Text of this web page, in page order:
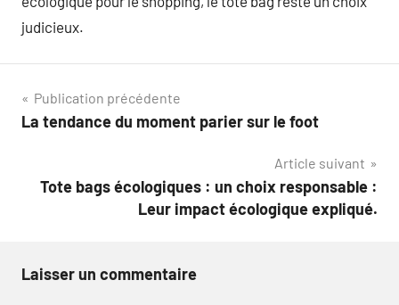
judicieux.
Navigation
de
Publication précédente
La tendance du moment parier sur le foot
Article suivant
Tote bags écologiques : un choix responsable :
Leur impact écologique expliqué.
Laisser un commentaire